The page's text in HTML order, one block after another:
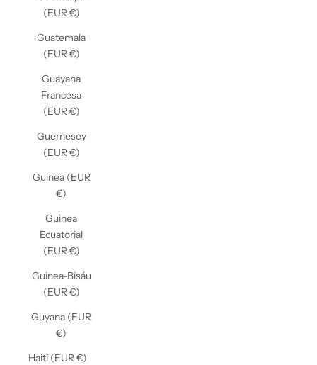
(EUR €)
Guatemala
(EUR €)
Guayana
Francesa
(EUR €)
Guernesey
(EUR €)
Guinea (EUR
€)
Guinea
Ecuatorial
(EUR €)
Guinea-Bisáu
(EUR €)
Guyana (EUR
€)
Haití (EUR €)